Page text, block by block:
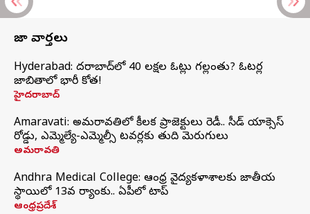
తాజా వార్తలు
Hyderabad: హైదరాబాద్‌లో 40 లక్షల ఓట్లు గల్లంతు? ఓటర్ల
జాబితాలో భారీ కోత!
హైదరాబాద్
Amaravati: అమరావతిలో కీలక ప్రాజెక్టులు రెడీ.. సీడ్‌ యాక్సెస్‌
రోడ్డు, ఎమ్మెల్యే-ఎమ్మెల్సీ టవర్లకు తుది మెరుగులు
అమరావతి
Andhra Medical College: ఆంధ్ర వైద్యకళాశాలకు జాతీయ
స్థాయిలో 13వ ర్యాంకు.. ఏపీలో టాప్
ఆంధ్రప్రదేశ్